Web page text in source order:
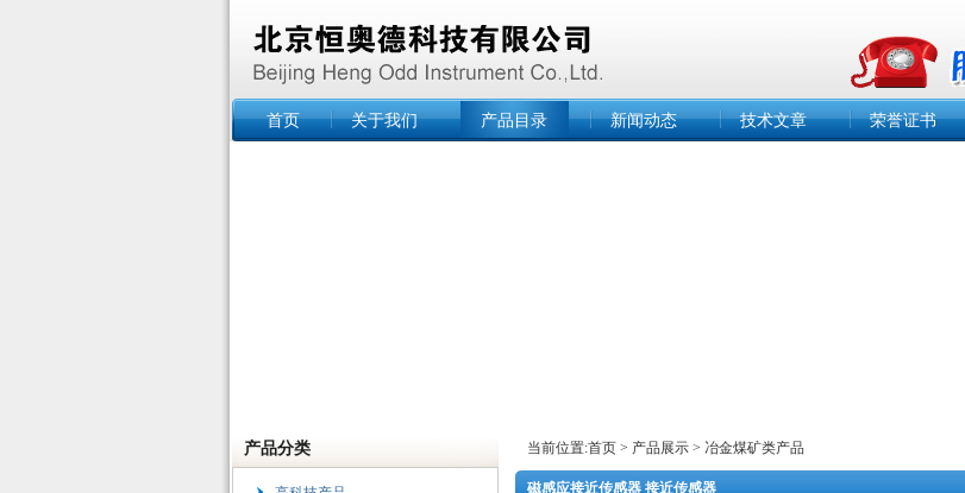
首页 关于我们 产品目录 新闻动态 技术文章 荣誉证书
产品分类 当前位置:首页 > 产品展示 > 冶金煤矿类产品
磁感应接近传感器 接近传感器